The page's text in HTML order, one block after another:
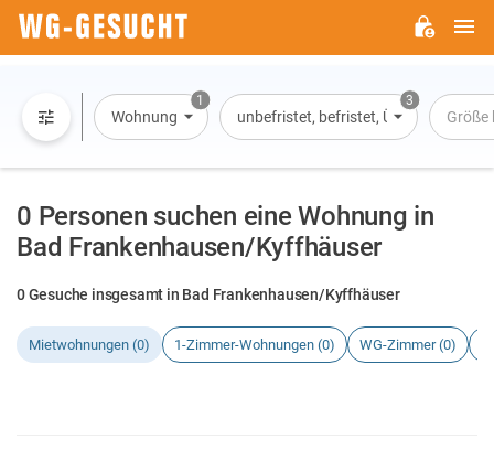
1
Wohnung
3
unbefristet, befristet, Übernachtung
Größe
0 Personen suchen eine Wohnung in
Bad Frankenhausen/Kyffhäuser
0 Gesuche insgesamt in Bad Frankenhausen/Kyffhäuser
Mietwohnungen (0) 1-Zimmer-Wohnungen (0) WG-Zimmer (0)